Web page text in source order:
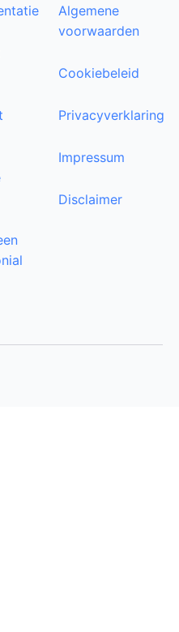
Algemene
voorwaarden
Cookiebeleid
Privacyverklaring
Impressum
Disclaimer